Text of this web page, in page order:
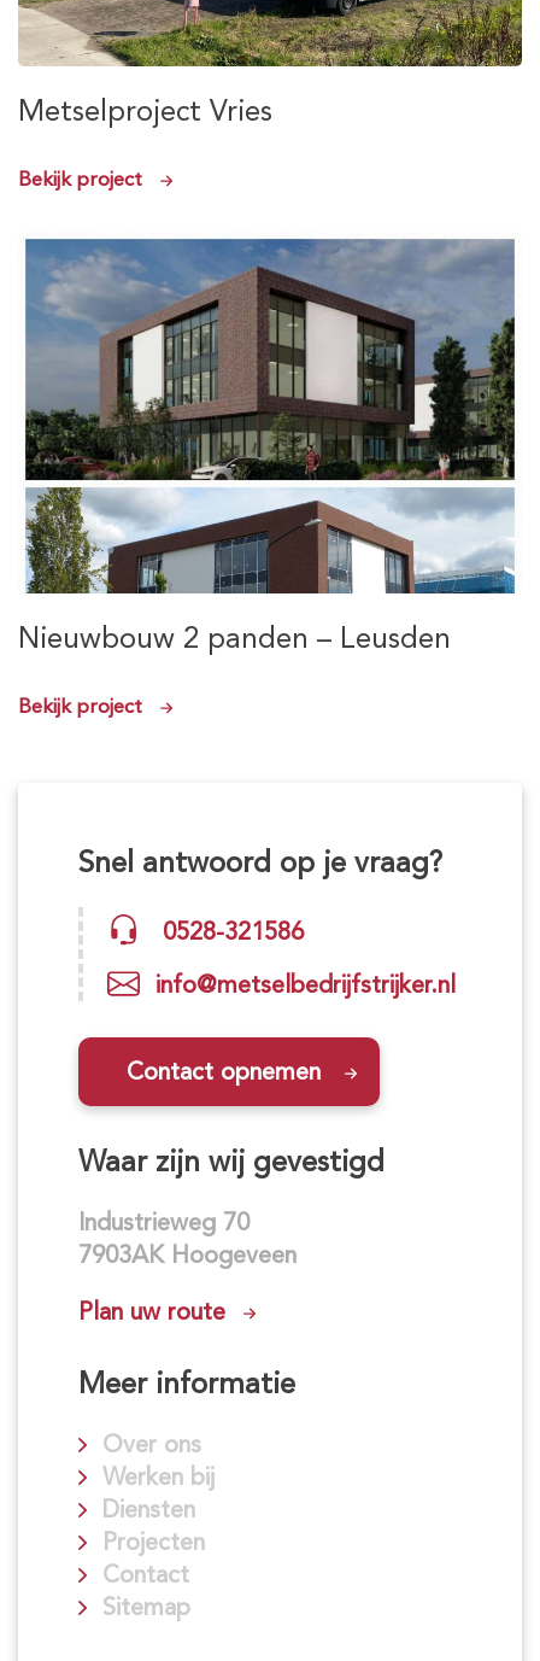
Metselproject Vries
Bekijk project
Nieuwbouw 2 panden – Leusden
Bekijk project
Snel antwoord op je vraag?
0528-321586
info@metselbedrijfstrijker.nl
Contact opnemen
Waar zijn wij gevestigd
Industrieweg 70
7903AK Hoogeveen
Plan uw route
Meer informatie
Over ons
Werken bij
Diensten
Projecten
Contact
Sitemap